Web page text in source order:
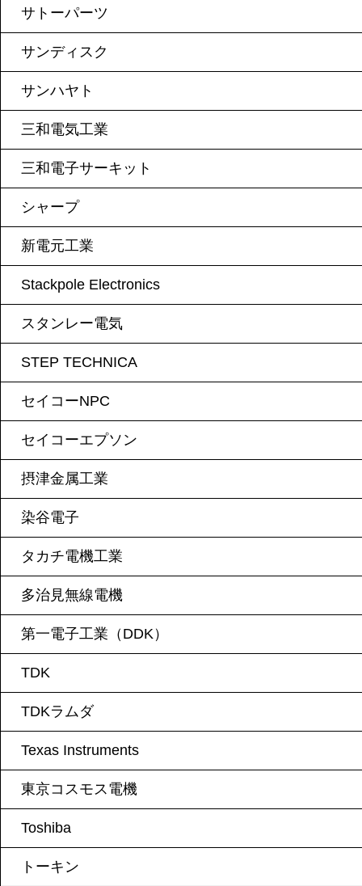
サトーパーツ
サンディスク
サンハヤト
三和電気工業
三和電子サーキット
シャープ
新電元工業
Stackpole Electronics
スタンレー電気
STEP TECHNICA
セイコーNPC
セイコーエプソン
摂津金属工業
染谷電子
タカチ電機工業
多治見無線電機
第一電子工業（DDK）
TDK
TDKラムダ
Texas Instruments
東京コスモス電機
Toshiba
トーキン